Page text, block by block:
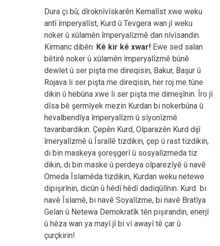
Dura çi bû; dîroknîvîskarên Kemalîst xwe weku
antî împeryalîst, Kurd û Tevgera wan jî weku
noker û xûlamên împeryalîzmê dan nîvîsandin.
Kirmanc dibên: Kê kir kê xwar! Ewe sed salan
bêtirê noker û xûlamên împeryalîzmê bûnê
dewlet û ser pişta me direqisin, Bakur, Başur û
Rojava li ser pişta me direqisin, her roj me tûne
dikin û hebûna xwe li ser pişta me dimeşînin. Îro jî
dîsa bê şermîyek mezin Kurdan bi nokerbûna û
hevalbendîya împeryalîzm û sîyonîzmê
tavanbardikin. Çepên Kurd, Olparazên Kurd dijî
îmeryalîzmê û Îsraîlê tizdikin, çep û rast tizdikin,
di bin maskeya șoreşgerî û sosyalîzmeda tiz
dikin, di bin maske û perdeya olparezîyê û navê
Omeda Îslamêda tizdikin, Kurdan weku netewe
dipişirînin, dicûn û hêdî hêdî dadiqûlînin. Kurd bi
navê Îslamê, bi navê Soyalîzme, bi navê Bratîya
Gelan û Netewa Demokratîk tên pișirandin, enerjî
û hêza wan ya mayî jî bi vî awayî tê çar û
çurçkirin!.